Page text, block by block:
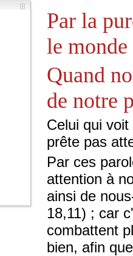
Par la
le
Quand
de notre
Celui qui
prête pas
Par ces
attention à
ainsi de
18,11) ; car
combattent
bien, afin